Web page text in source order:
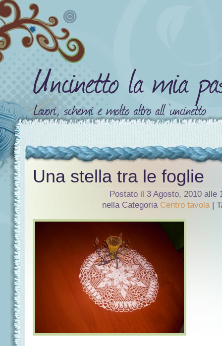
Una stella tra le foglie
Postato il 3 Agosto, 2010 alle
nella Categoria Centro tavola|